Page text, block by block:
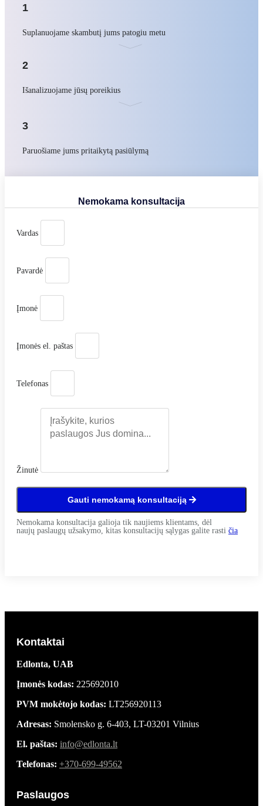
1
Suplanuojame skambutį jums patogiu metu
2
Išanalizuojame jūsų poreikius
3
Paruošiame jums pritaikytą pasiūlymą
Nemokama konsultacija
Vardas
Pavardė
Įmonė
Įmonės el. paštas
Telefonas
Žinutė
Gauti nemokamą konsultaciją
Nemokama konsultacija galioja tik naujiems klientams, dėl
naujų paslaugų užsakymo, kitas konsultacijų sąlygas galite rasti čia
Kontaktai
Edlonta, UAB
Įmonės kodas: 225692010
PVM mokėtojo kodas: LT256920113
Adresas: Smolensko g. 6-403, LT-03201 Vilnius
El. paštas: info@edlonta.lt
Telefonas: +370-699-49562
Paslaugos